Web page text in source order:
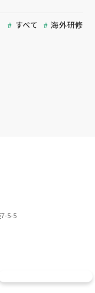
すべて 海外研修
5-5